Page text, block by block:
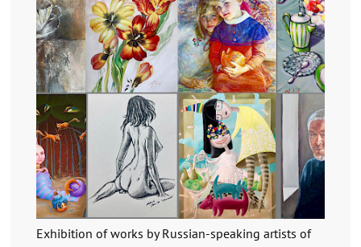
Exhibition of works by Russian-speaking artists of